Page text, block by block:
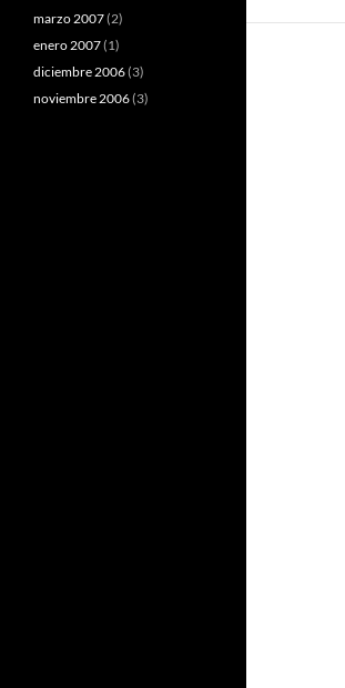
marzo 2007(2)
enero 2007(1)
diciembre 2006(3)
noviembre 2006(3)